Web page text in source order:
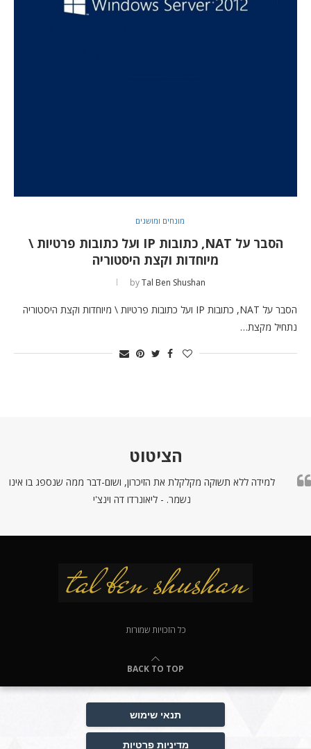
מונחים ומושגים
הסבר על NAT, כתובות IP ועל כתובות פרטיות \
מיוחדות וקצת היסטוריה
byTal Ben Shushan
הסבר על NAT, כתובות IP ועל כתובות פרטיות \ מיוחדות וקצת היסטוריה
נתחיל מקצת…
הציטוט
למידה ללא תשוקה מקלקלת את הזיכרון, ושום-דבר ממה שנספג בו אינו
נשמר. - ליאונרדו דה וינצ'י
כל הזכויות שמורות
BACK TO TOP
תנאי שימוש
מדיניות פרטיות